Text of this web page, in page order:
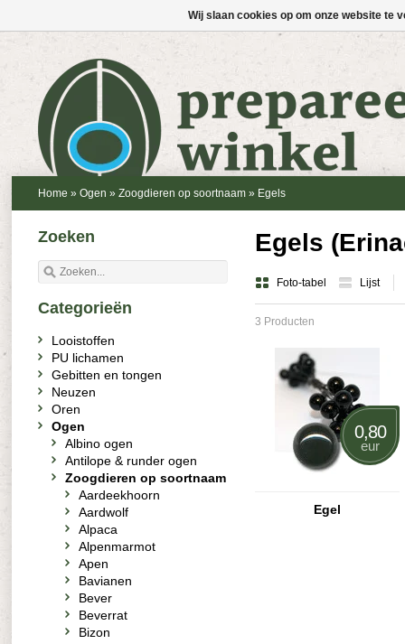
Home » Ogen » Zoogdieren op soortnaam » Egels
Egels
Foto-tabel Lijst
3 Producten
0,80
eur
Egel
Zoeken
Categorieën
Looistoffen
PU lichamen
Gebitten en tongen
Neuzen
Oren
Ogen
Albino ogen
Antilope & runder ogen
Zoogdieren op soortnaam
Aardeekhoorn
Aardwolf
Alpaca
Alpenmarmot
Apen
Bavianen
Bever
Beverrat
Bizon
Wij slaan cookies op om onze website te